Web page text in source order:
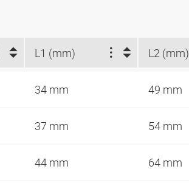
L1 (mm) L2 (mm)
34 mm 49 mm
37 mm 54 mm
44 mm 64 mm